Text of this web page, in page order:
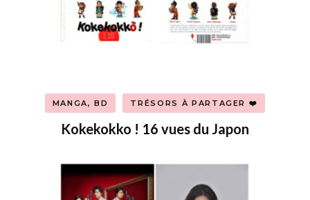
MANGA, BD TRÉSORS À PARTAGER ❤️
Kokekokko ! 16 vues du Japon